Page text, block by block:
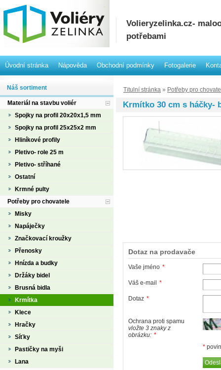
Volieryzelinka.cz-
potřebami
Úvodní stránka Nápověda Obchodní podmínky Fotogalerie
Titulní stránka » Potřeby pro
Krmítko 30 cm s háčky-
Dotaz na prodavače
Vaše jméno *
Váš e-mail *
Dotaz *
Ochrana proti spamu
vložte 3 znaky z
obrázku: *
*
Náš sortiment
Materiál na stavbu voliér
Spojky na profil 20x20x1,5 mm
Spojky na profil 25x25x2 mm
Hliníkové profily
Pletivo- role 25 m
Pletivo- stříhané
Ostatní
Krmné pulty
Potřeby pro chovatele
Misky
Napáječky
Značkovací kroužky
Přenosky
Hnízda a budky
Držáky bidel
Brusná bidla
Krmítka
Klece
Hračky
Síťky
Pastičky na myši
Lana